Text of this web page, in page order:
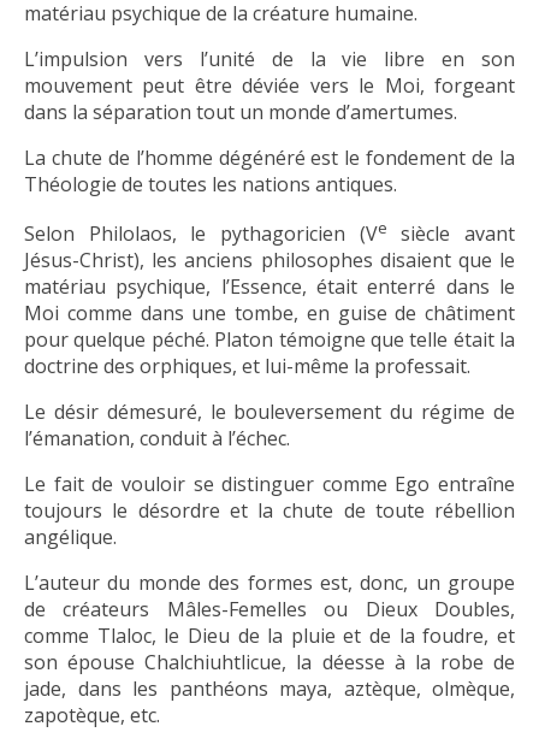
matériau psychique de la créature humaine.
L’impulsion vers l’unité de la vie libre en son
mouvement peut être déviée vers le Moi, forgeant
dans la séparation tout un monde d’amertumes.
La chute de l’homme dégénéré est le fondement de la
Théologie de toutes les nations antiques.
Selon Philolaos, le pythagoricien (Ve
siècle avant
Jésus-Christ), les anciens philosophes disaient que le
matériau psychique, l’Essence, était enterré dans le
Moi comme dans une tombe, en guise de châtiment
pour quelque péché. Platon témoigne que telle était la
doctrine des orphiques, et lui-même la professait.
Le désir démesuré, le bouleversement du régime de
l’émanation, conduit à l’échec.
Le fait de vouloir se distinguer comme Ego entraîne
toujours le désordre et la chute de toute rébellion
angélique.
L’auteur du monde des formes est, donc, un groupe
de créateurs Mâles-Femelles ou Dieux Doubles,
comme Tlaloc, le Dieu de la pluie et de la foudre, et
son épouse Chalchiuhtlicue, la déesse à la robe de
jade, dans les panthéons maya, aztèque, olmèque,
zapotèque, etc.